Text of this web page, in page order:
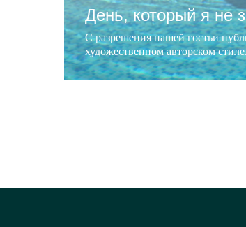
День, который я не
С разрешения нашей гостьи
художественном авторском